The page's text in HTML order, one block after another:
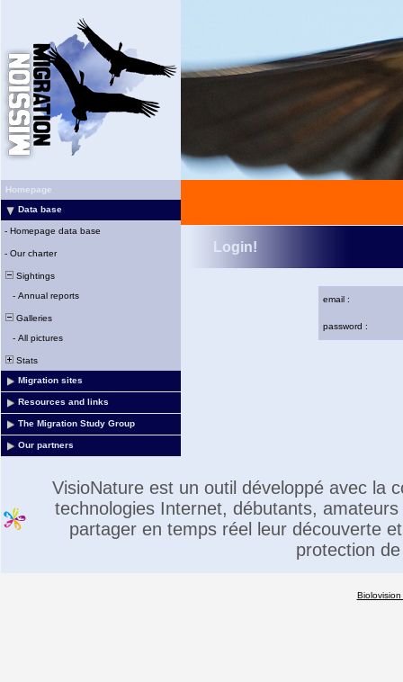
Homepage
Data base
- Homepage data base
- Our charter
Sightings
- Annual reports
Galleries
- All pictures
Stats
Migration sites
Resources and links
The Migration Study Group
Our partners
Login!
email :
password :
VisioNature est un outil développé avec la
technologies Internet, débutants,
partager en temps réel leur découverte
protection
Biolovision